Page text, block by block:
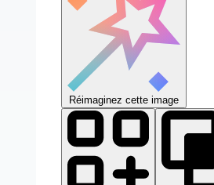
Réimaginez cette image